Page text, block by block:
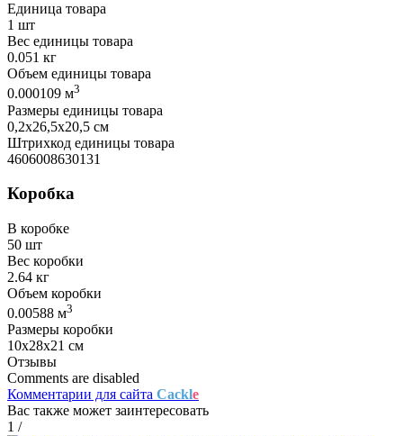
Единица товара
1 шт
Вес единицы товара
0.051 кг
Объем единицы товара
0.000109 м3
Размеры единицы товара
0,2х26,5х20,5 см
Штрихкод единицы товара
4606008630131
Коробка
В коробке
50 шт
Вес коробки
2.64 кг
Объем коробки
0.00588 м3
Размеры коробки
10х28х21 см
Отзывы
Comments are disabled
Комментарии для сайта Cackle
Вас также может заинтересовать
1 /